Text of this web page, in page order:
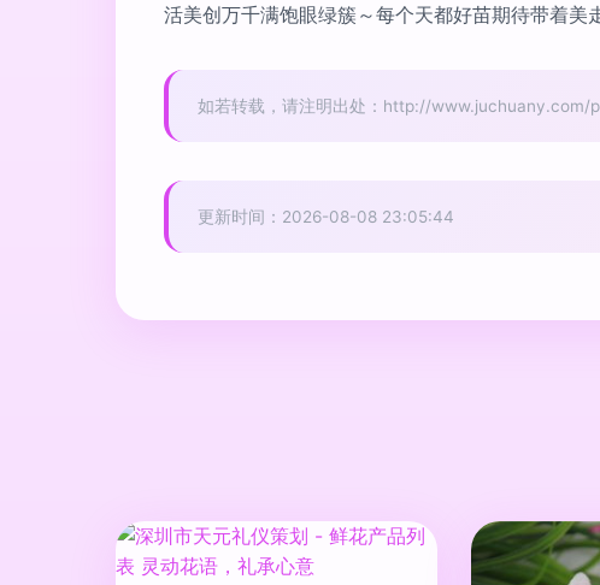
活美创万千满饱眼绿簇～每个天都好苗期待带着美
如若转载，请注明出处：http://www.juchuany.com/
更新时间：2026-08-08 23:05:44